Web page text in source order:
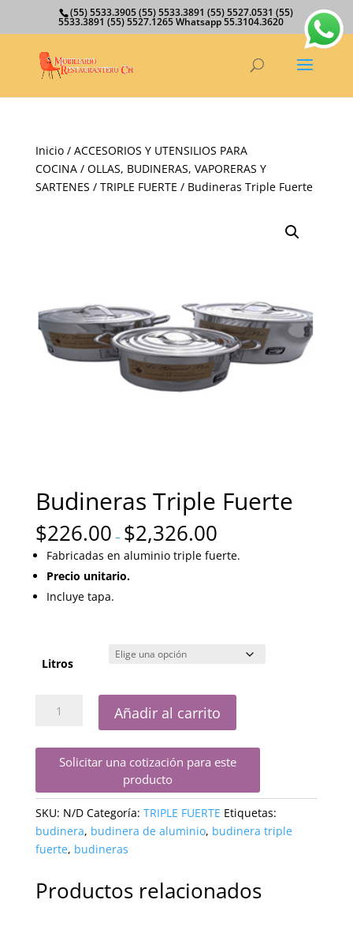
(55) 5533.3905 (55) 5533.3891 (55) 5527.0531 (55)
5533.3891 (55) 5527.1265 Whatsapp 55.3104.3620
Inicio/ ACCESORIOS Y UTENSILIOS PARA
COCINA/ OLLAS, BUDINERAS, VAPORERAS Y
SARTENES / TRIPLE FUERTE / Budineras Triple Fuerte
Budineras Triple Fuerte
$226.00 – $2,326.00
Fabricadas en aluminio triple fuerte.
Precio unitario.
Incluye tapa.
Litros
cantidad
Añadir al carrito
Solicitar una cotización para este
producto
SKU: N/D Categoría: TRIPLE FUERTE Etiquetas:
budinera, budinera de aluminio, budinera triple
fuerte, budineras
Productos relacionados